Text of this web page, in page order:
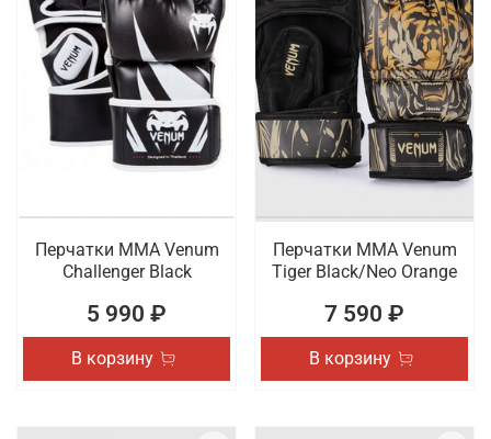
Перчатки ММА Venum
Challenger Black
5 990 ₽
В корзину
Перчатки ММА Venum
Tiger Black/Neo Orange
7 590 ₽
В корзину